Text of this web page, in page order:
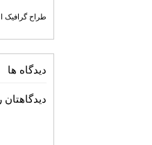
طراح گرافیک احمد آقازاده 3325 طرح
دیدگاه ها
دیدگاهتان